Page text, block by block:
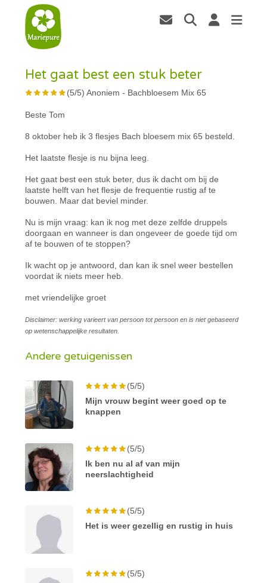
Het gaat best een stuk beter
(5/5)Anoniem - Bachbloesem Mix 65
Beste Tom
8 oktober heb ik 3 flesjes Bach bloesem mix 65 besteld.
Het laatste flesje is nu bijna leeg.
Het gaat best een stuk beter, dus ik dacht om bij de
laatste helft van het flesje de frequentie rustig af te
bouwen. Maar dat beviel minder.
Nu is mijn vraag: kan ik nog met deze zelfde druppels
doorgaan en wanneer is dan ongeveer de goede tijd om
af te bouwen of te stoppen?
Ik wacht op je antwoord, dan kan ik snel weer bestellen
voordat ik niets meer heb.
met vriendelijke groet
Disclaimer: werking varieert van persoon tot persoon en is niet gebaseerd
op wetenschappelijke resultaten.
Andere getuigenissen
(5/5)
Mijn vrouw begint weer goed op te
knappen
(5/5)
Ik ben nu al af van mijn
neerslachtigheid
(5/5)
Het is weer gezellig en rustig in huis
(5/5)